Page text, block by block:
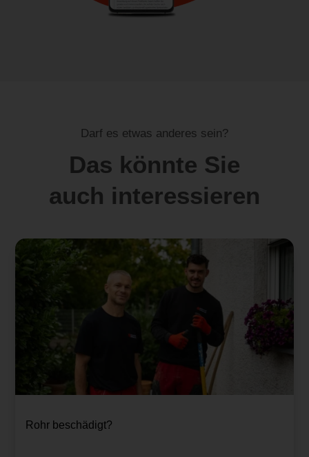
Darf es etwas anderes sein?
Das könnte Sie
auch interessieren
Rohr beschädigt?